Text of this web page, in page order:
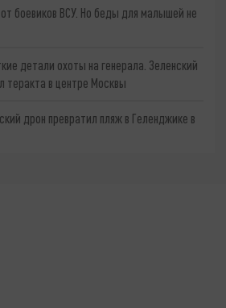
боевиков ВСУ. Но беды для малышей не
детали охоты на генерала. Зеленский
теракта в центре Москвы
дрон превратил пляж в Геленджике в